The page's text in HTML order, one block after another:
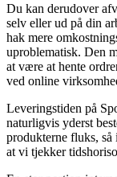
Du kan derudover
selv eller ud på din
hak mere
uproblematisk. Den
at være at hente
ved online
Leveringstiden på
naturligvis yderst
produkterne fluks,
at vi tjekker